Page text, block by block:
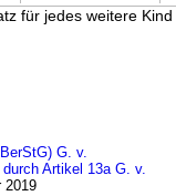
für jedes weitere
G. v.
Artikel 13a G. v.
2019